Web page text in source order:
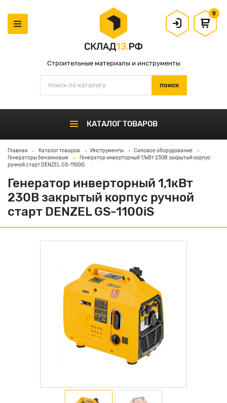
Строительные материалы и инструменты
0
КАТАЛОГ ТОВАРОВ
Главная Каталог товаров Инструменты
Силовое оборудование
Генераторы бензиновые
Генератор инверторный 1,1кВт 230В закрытый корпус
ручной старт DENZEL GS-1100iS
Генератор инверторный 1,1кВт
230В закрытый корпус ручной
старт DENZEL GS-1100iS